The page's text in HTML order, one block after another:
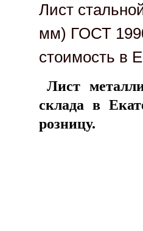
Лист
мм) ГОСТ
стоимость в
Лист
склада в
розницу.